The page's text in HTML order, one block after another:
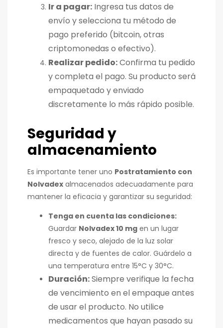
Ir a pagar: Ingresa tus datos de
envío y selecciona tu método de
pago preferido (bitcoin, otras
criptomonedas o efectivo).
Realizar pedido:Confirma tu pedido
y completa el pago. Su producto será
empaquetado y enviado
discretamente lo más rápido posible.
Seguridad y
almacenamiento
Es importante tener uno Postratamiento con
Nolvadex almacenados adecuadamente para
mantener la eficacia y garantizar su seguridad:
Tenga en cuenta las condiciones:
Guardar Nolvadex 10 mg en un lugar
fresco y seco, alejado de la luz solar
directa y de fuentes de calor. Guárdelo a
una temperatura entre 15°C y 30°C.
Duración:Siempre verifique la fecha
de vencimiento en el empaque antes
de usar el producto. No utilice
medicamentos que hayan pasado su